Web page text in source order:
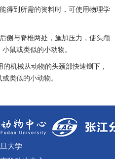
得到所需的资料时，可使用物理学
侧与脊椎两处，施加压力，使头颅
鼠或类似的小动物。
机械从动物的头颈部快速铡下，
类似的小动物。
大学